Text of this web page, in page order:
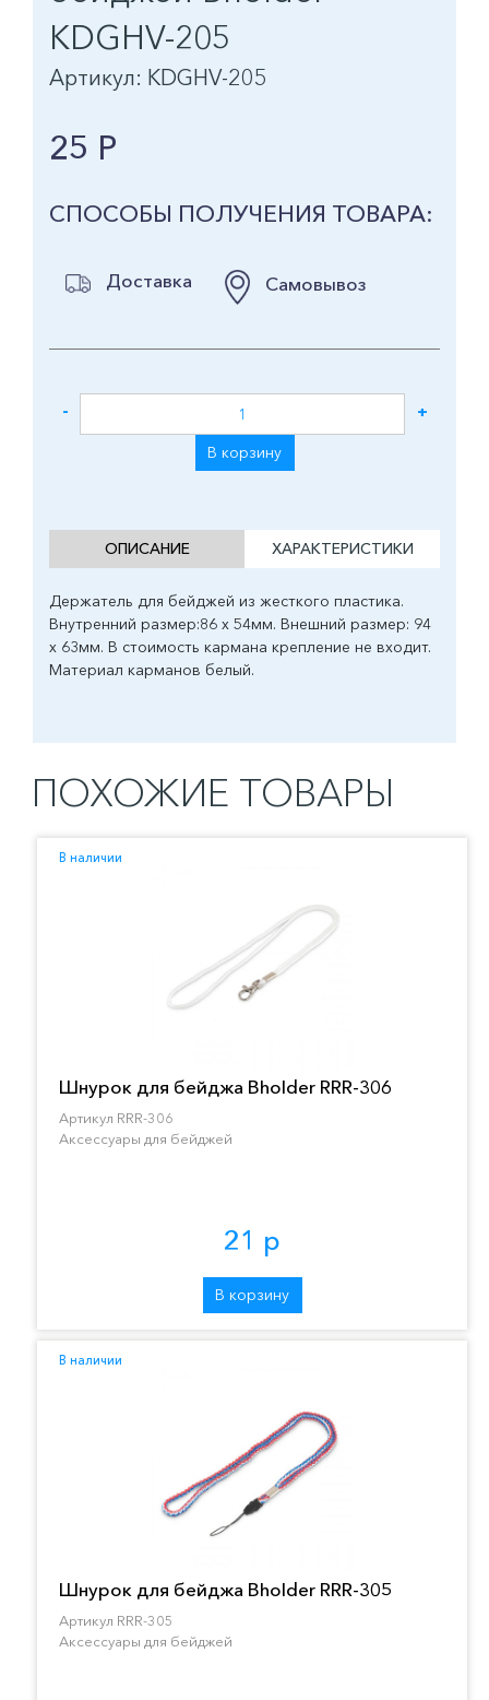
KDGHV-205
Артикул: KDGHV-205
25 Р
СПОСОБЫ ПОЛУЧЕНИЯ ТОВАРА:
Доставка Самовывоз
- +
В корзину
ОПИСАНИЕ ХАРАКТЕРИСТИКИ
Держатель для бейджей из жесткого пластика.
Внутренний размер:86 х 54мм. Внешний размер: 94
х 63мм. В стоимость кармана крепление не входит.
Материал карманов белый.
ПОХОЖИЕ ТОВАРЫ
В наличии
Шнурок для бейджа Bholder RRR-306
Артикул RRR-306
Аксессуары для бейджей
21 р
В корзину
В наличии
Шнурок для бейджа Bholder RRR-305
Артикул RRR-305
Аксессуары для бейджей